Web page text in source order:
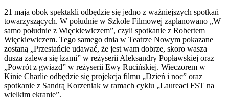
21 maja obok spektakli odbędzie się jedno z ważniejszych spotkań
towarzyszących. W południe w Szkole Filmowej zaplanowano „W
samo południe z Więckiewiczem”, czyli spotkanie z Robertem
Więckiewiczem. Tego samego dnia w Teatrze Nowym pokazane
zostaną „Przestańcie udawać, że jest wam dobrze, skoro wasza
dusza zalewa się łzami” w reżyserii Aleksandry Popławskiej oraz
„Powrót z gwiazd” w reżyserii Ewy Rucińskiej. Wieczorem w
Kinie Charlie odbędzie się projekcja filmu „Dzień i noc” oraz
spotkanie z Sandrą Korzeniak w ramach cyklu „Laureaci FST na
wielkim ekranie”.